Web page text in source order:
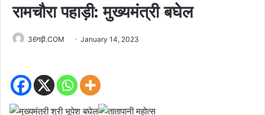
रामचौरा पहाड़ी: मुख्यमंत्री बघेल
36गढ़ी.COM January 14, 2023